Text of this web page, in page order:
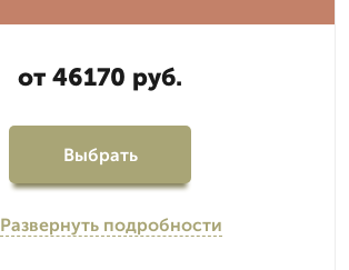
от 46170 руб.
Выбрать
Развернуть подробности